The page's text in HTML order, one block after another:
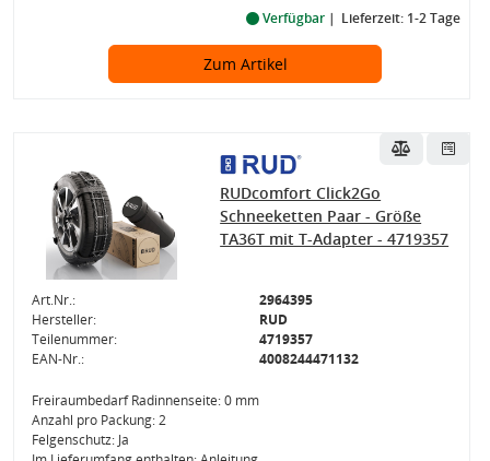
Verfügbar Lieferzeit: 1-2 Tage
Zum Artikel
RUDcomfort Click2Go
Schneeketten Paar - Größe
TA36T mit T-Adapter - 4719357
Art.Nr.:
2964395
Hersteller:
RUD
Teilenummer:
4719357
EAN-Nr.:
4008244471132
Freiraumbedarf Radinnenseite: 0 mm
Anzahl pro Packung: 2
Felgenschutz: Ja